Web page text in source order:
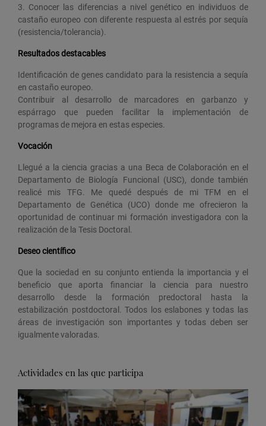
3. Conocer las diferencias a nivel genético en individuos de
castaño europeo con diferente respuesta al estrés por sequía
(resistencia/tolerancia).
Resultados destacables
Identificación de genes candidato para la resistencia a sequía
en castaño europeo.
Contribuir al desarrollo de marcadores en garbanzo y
espárrago que pueden facilitar la implementación de
programas de mejora en estas especies.
Vocación
Llegué a la ciencia gracias a una Beca de Colaboración en el
Departamento de Biología Funcional (USC), donde también
realicé mis TFG. Me quedé después de mi TFM en el
Departamento de Genética (UCO) donde me ofrecieron la
oportunidad de continuar mi formación investigadora con la
realización de la Tesis Doctoral.
Deseo científico
Que la sociedad en su conjunto entienda la importancia y el
beneficio que aporta financiar la ciencia para nuestro
desarrollo desde la formación predoctoral hasta la
estabilización postdoctoral. Todos los eslabones y todas las
áreas de investigación son importantes y todas deben ser
igualmente valoradas.
Actividades en las que participa